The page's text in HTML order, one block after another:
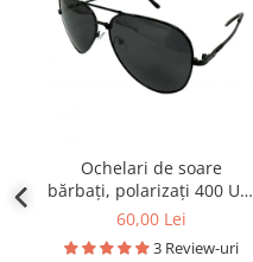
Ochelari de soare
bărbați, polarizați 400 UV,
cu toc cadou, OSB52
60,00 Lei
3 Review-uri